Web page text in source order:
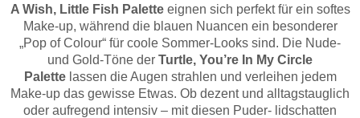
A Wish, Little Fish Palette eignen sich perfekt für ein softes
Make-up, während die blauen Nuancen ein besonderer
„Pop of Colour“ für coole Sommer-Looks sind. Die Nude-
und Gold-Töne der Turtle, You’re In My Circle
Palette lassen die Augen strahlen und verleihen jedem
Make-up das gewisse Etwas. Ob dezent und alltagstauglich
oder aufregend intensiv – mit diesen Puder- lidschatten